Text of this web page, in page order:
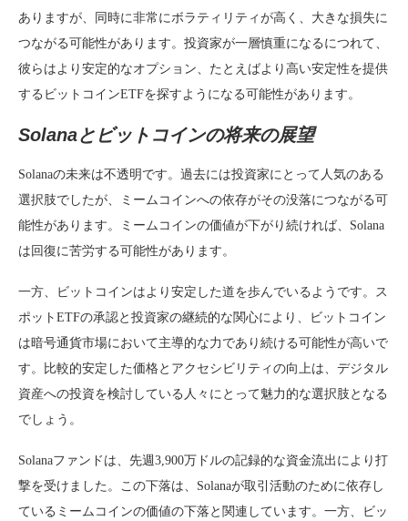
ありますが、同時に非常にボラティリティが高く、大きな損失に
つながる可能性があります。投資家が一層慎重になるにつれて、
彼らはより安定的なオプション、たとえばより高い安定性を提供
するビットコインETFを探すようになる可能性があります。
Solanaとビットコインの将来の展望
Solanaの未来は不透明です。過去には投資家にとって人気のある
選択肢でしたが、ミームコインへの依存がその没落につながる可
能性があります。ミームコインの価値が下がり続ければ、Solana
は回復に苦労する可能性があります。
一方、ビットコインはより安定した道を歩んでいるようです。ス
ポットETFの承認と投資家の継続的な関心により、ビットコイン
は暗号通貨市場において主導的な力であり続ける可能性が高いで
す。比較的安定した価格とアクセシビリティの向上は、デジタル
資産への投資を検討している人々にとって魅力的な選択肢となる
でしょう。
Solanaファンドは、先週3,900万ドルの記録的な資金流出により打
撃を受けました。この下落は、Solanaが取引活動のために依存し
ているミームコインの価値の下落と関連しています。一方、ビッ